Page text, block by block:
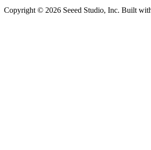
Copyright © 2026 Seeed Studio, Inc. Built